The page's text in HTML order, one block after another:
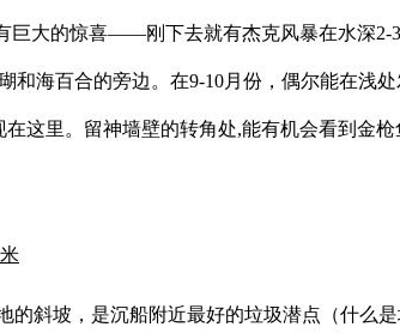
巨大的惊喜——刚下去就有杰克风暴在水深
和海百合的旁边。在9-10月份，偶尔能在浅
这里。留神墙壁的转角处,能有机会看到金
的斜坡，是沉船附近最好的垃圾潜点（什么